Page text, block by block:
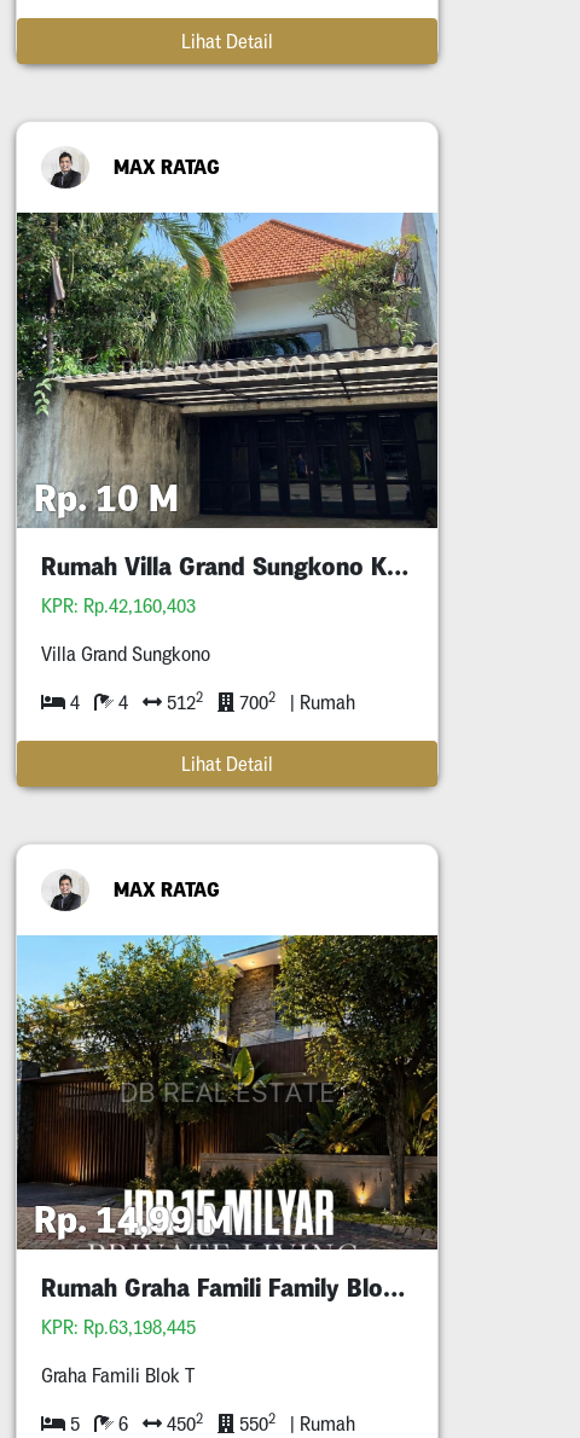
Lihat Detail
MAX RATAG
Rp. 10 M
Rumah Villa Grand Sungkono Kupang Pakis
KPR: Rp.42,160,403
Villa Grand Sungkono
4 4 5122 7002 | Rumah
Lihat Detail
MAX RATAG
Rp. 14,99 M
Rumah Graha Famili Family Blok T
KPR: Rp.63,198,445
Graha Famili Blok T
5 6 4502 5502 | Rumah